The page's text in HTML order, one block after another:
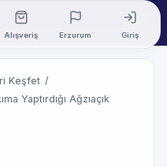
Alışveriş Erzurum Giriş
Keşfet /
Yaptırdığı Ağzıaçık